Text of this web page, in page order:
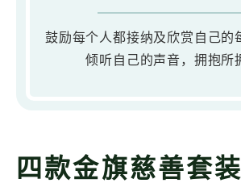
鼓励每个人都接纳及欣赏自己的
倾听自己的声音，拥抱所
四款金旗慈善套装